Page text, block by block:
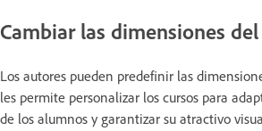
Cambiar las dimensiones
Los autores pueden predefinir las
les permite personalizar los cursos para
de los alumnos y garantizar su atractivo